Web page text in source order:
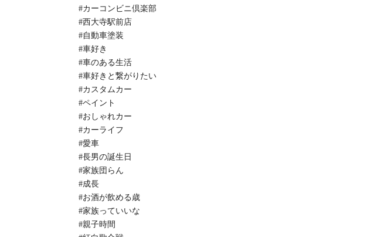
#カーコンビニ倶楽部
#西大寺駅前店
#自動車塗装
#車好き
#車のある生活
#車好きと繋がりたい
#カスタムカー
#ペイント
#おしゃれカー
#カーライフ
#愛車
#長男の誕生日
#家族団らん
#成長
#お酒が飲める歳
#家族っていいな
#親子時間